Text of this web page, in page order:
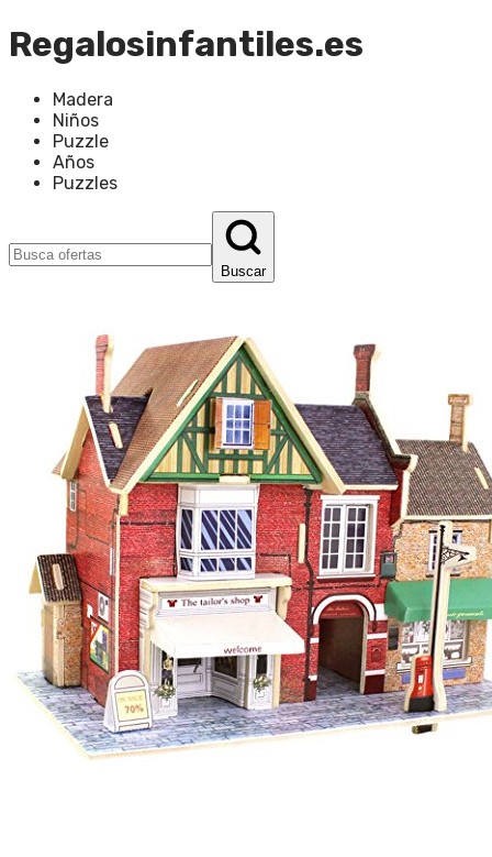
Regalosinfantiles.es
Madera
Niños
Puzzle
Años
Puzzles
Buscar